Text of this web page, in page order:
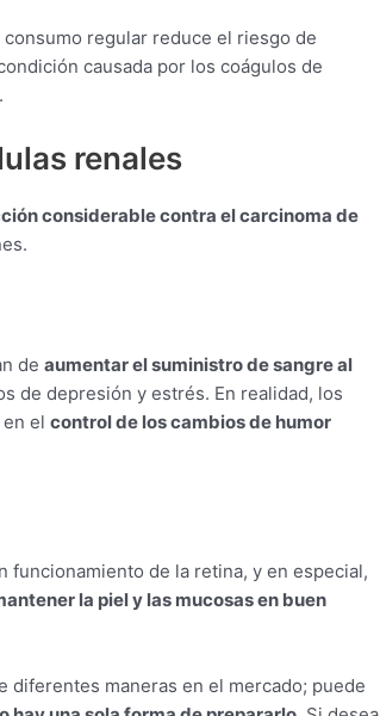
regular reduce el riesgo de
causada por los coágulos de
renales
considerable contra el carcinoma de
de aumentar el suministro de sangre al
de depresión y estrés. En realidad, los
el control de los cambios de humor
funcionamiento de la retina, y en especial,
la piel y las mucosas en buen
diferentes maneras en el mercado; puede